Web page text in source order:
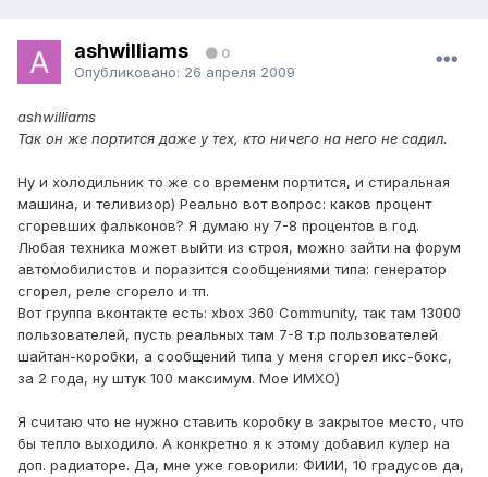
ashwilliams 0
Опубликовано: 26 апреля 2009
ashwilliams
Так он же портится даже у тех, кто ничего на него не садил.
Ну и холодильник то же со временм портится, и стиральная
машина, и теливизор) Реально вот вопрос: каков процент
сгоревших фальконов? Я думаю ну 7-8 процентов в год.
Любая техника может выйти из строя, можно зайти на форум
автомобилистов и поразится сообщениями типа: генератор
сгорел, реле сгорело и тп.
Вот группа вконтакте есть: xbox 360 Community, так там 13000
пользователей, пусть реальных там 7-8 т.р пользователей
шайтан-коробки, а сообщений типа у меня сгорел икс-бокс,
за 2 года, ну штук 100 максимум. Мое ИМХО)
Я считаю что не нужно ставить коробку в закрытое место, что
бы тепло выходило. А конкретно я к этому добавил кулер на
доп. радиаторе. Да, мне уже говорили: ФИИИ, 10 градусов да,